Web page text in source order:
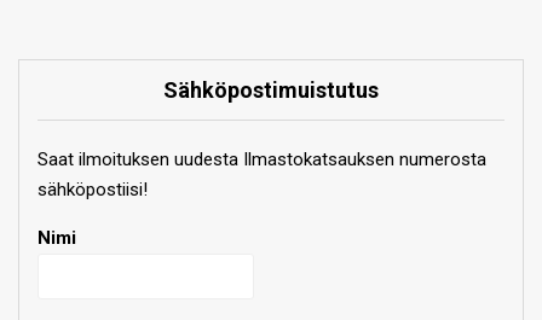
Sähköpostimuistutus
Saat ilmoituksen uudesta Ilmastokatsauksen numerosta
sähköpostiisi!
Nimi